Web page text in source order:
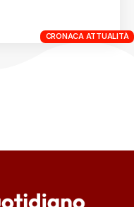
CRONACA ATTUALITÀ